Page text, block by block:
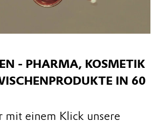
- PHARMA, KOSMETIK
IN 60
mit einem Klick unsere